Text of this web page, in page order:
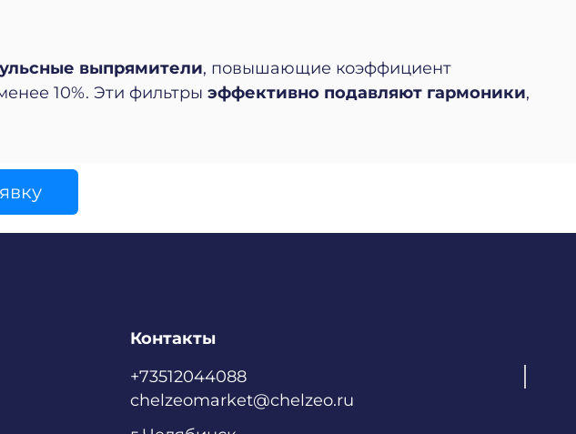
выпрямители, повышающие коэффициент
10%. Эти фильтры эффективно подавляют гармоники,
Контакты
+73512044088
chelzeomarket@chelzeo.ru